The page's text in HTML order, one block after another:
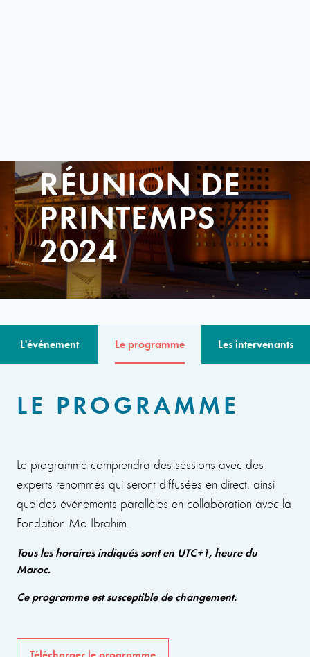
RÉUNION DE
PRINTEMPS
2024
L'événement Le programme Les intervenants
LE PROGRAMME
Le programme comprendra des sessions avec des
experts renommés qui seront diffusées en direct, ainsi
que des événements parallèles en collaboration avec la
Fondation Mo Ibrahim.
Tous les horaires indiqués sont en UTC+1, heure du
Maroc.
Ce programme est susceptible de changement.
Télécharger le programme